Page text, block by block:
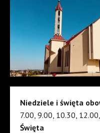
Niedziele i święta
7.00, 9.00, 10.30,
Święta